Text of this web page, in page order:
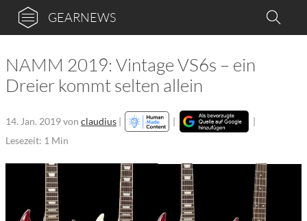
GEARNEWS
NAMM 2019: Vintage VS6s – ein
Dreier kommt selten allein
14. Jan. 2019von claudius | |
|
Lesezeit: 1 Min